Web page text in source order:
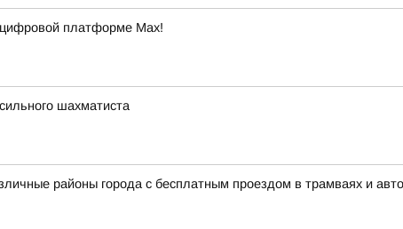
платформе Max!
шахматиста
районы города с бесплатным проездом в трамваях и